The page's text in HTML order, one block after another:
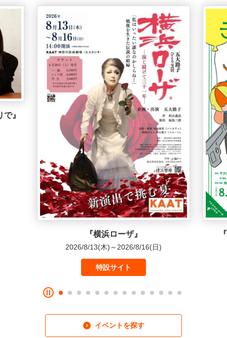
『横浜ローザ』
(木)～2026/8/16(日)
『子どもの
イベントを探す